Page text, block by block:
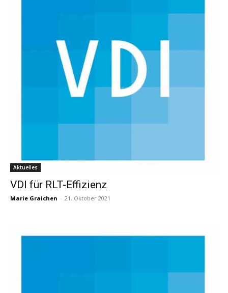
Aktuelles
VDI für RLT-Effizienz
Marie Graichen - 21. Oktober 2021